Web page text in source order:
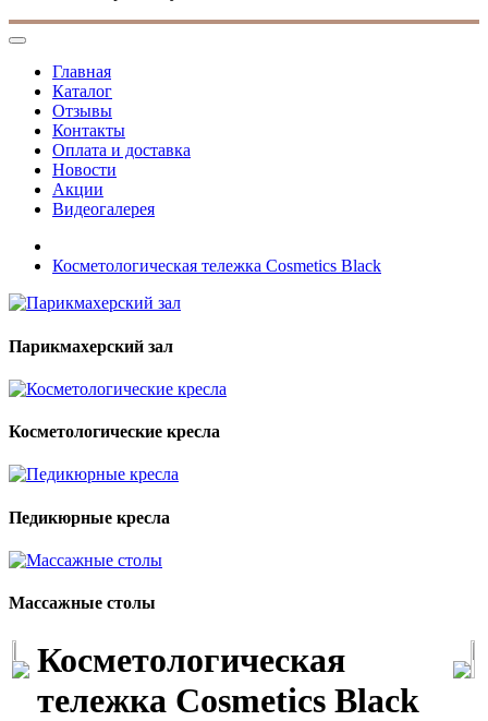
Главная
Каталог
Отзывы
Контакты
Оплата и доставка
Новости
Акции
Видеогалерея
Косметологическая тележка Cosmetics Black
Парикмахерский зал
Косметологические кресла
Педикюрные кресла
Массажные столы
Косметологическая
тележка Cosmetics Black